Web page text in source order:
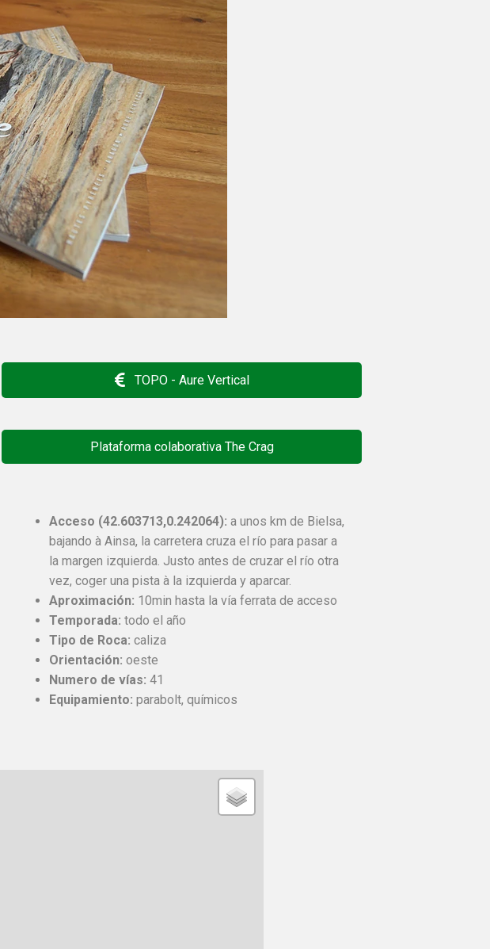
TOPO - Aure Vertical
Plataforma colaborativa The Crag
Acceso (42.603713,0.242064): a unos km de Bielsa,
bajando à Ainsa, la carretera cruza el río para pasar a
la margen izquierda. Justo antes de cruzar el río otra
vez, coger una pista à la izquierda y aparcar.
Aproximación: 10min hasta la vía ferrata de acceso
Temporada: todo el año
Tipo de Roca: caliza
Orientación: oeste
Numero de vías: 41
Equipamiento: parabolt, químicos